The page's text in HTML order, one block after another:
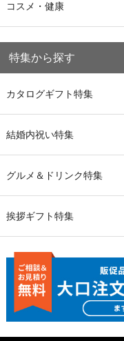
コスメ・健康
特集から探す
カタログギフト特集
結婚内祝い特集
グルメ＆ドリンク特集
挨拶ギフト特集